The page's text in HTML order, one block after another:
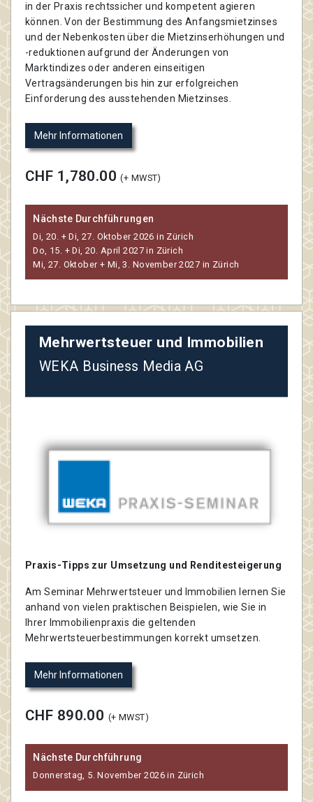
in der Praxis rechtssicher und kompetent agieren
können. Von der Bestimmung des Anfangsmietzinses
und der Nebenkosten über die Mietzinserhöhungen und
-reduktionen aufgrund der Änderungen von
Marktindizes oder anderen einseitigen
Vertragsänderungen bis hin zur erfolgreichen
Einforderung des ausstehenden Mietzinses.
Mehr Informationen
CHF 1,780.00(+ MWST)
Nächste Durchführungen
Di, 20. + Di, 27. Oktober 2026 in Zürich
Do, 15. + Di, 20. April 2027 in Zürich
Mi, 27. Oktober + Mi, 3. November 2027 in Zürich
Mehrwertsteuer und Immobilien
WEKA Business Media AG
Praxis-Tipps zur Umsetzung und Renditesteigerung
Am Seminar Mehrwertsteuer und Immobilien lernen Sie
anhand von vielen praktischen Beispielen, wie Sie in
Ihrer Immobilienpraxis die geltenden
Mehrwertsteuerbestimmungen korrekt umsetzen.
Mehr Informationen
CHF 890.00 (+ MWST)
Nächste Durchführung
Donnerstag, 5. November 2026 in Zürich